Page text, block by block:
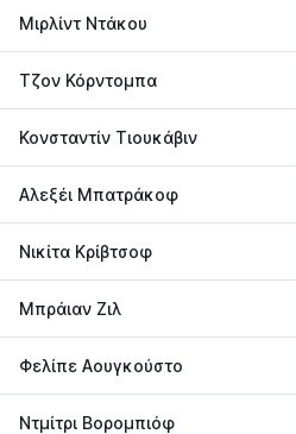
Μιρλίντ Ντάκου
Τζον Κόρντομπα
Κονσταντίν Τιουκάβιν
Αλεξέι Μπατράκοφ
Νικίτα Κρίβτσοφ
Μπράιαν Ζιλ
Φελίπε Αουγκούστο
Ντμίτρι Βορομπιόφ